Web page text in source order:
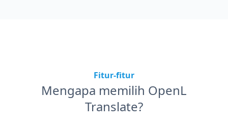
Fitur-fitur
Mengapa memilih OpenL
Translate?